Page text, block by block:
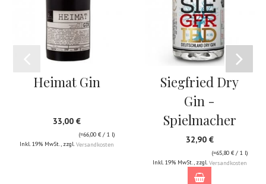
Heimat Gin
33,00 €
(=66,00 € / 1 l)
Inkl. 19% MwSt.
zzgl. Versandkosten
Siegfried Dry
Gin -
Spielmacher
32,90 €
(=65,80 €/ 1 l)
Inkl. 19% MwSt., zzgl.Versandkosten